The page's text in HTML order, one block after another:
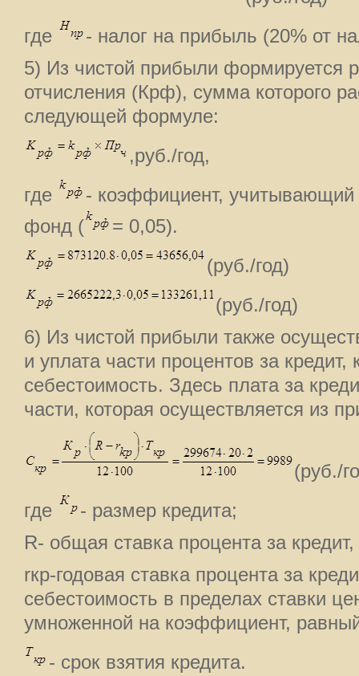
где
- налог на прибыль (20% от
5) Из чистой прибыли формируется
отчисления (Крф), сумма которого
следующей формуле:
,руб./год,
где
- коэффициент, учитывающий
фонд (
= 0,05).
(руб./год)
(руб./год)
6) Из чистой прибыли также
и уплата части процентов за
себестоимость. Здесь плата за
части, которая осуществляется из
(руб./
где
- размер кредита;
R- общая ставка процента за
rкр-годовая ставка процента за
себестоимость в пределах ставки
умноженной на коэффициент,
- срок взятия кредита.